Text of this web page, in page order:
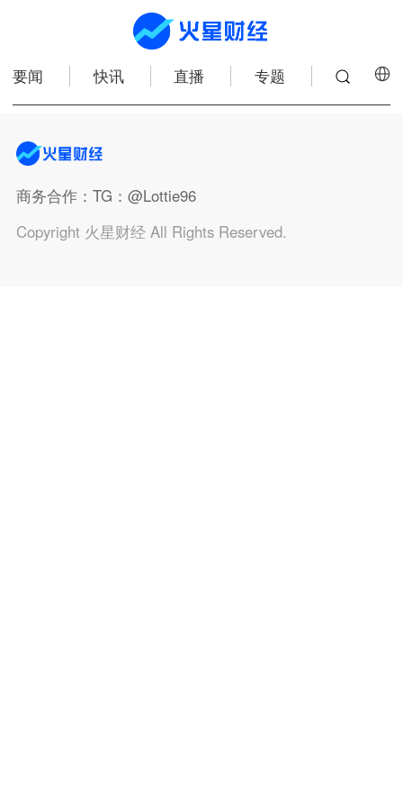
要闻 快讯 直播 专题
商务合作：TG：@Lottie96
Copyright 火星财经 All Rights Reserved.